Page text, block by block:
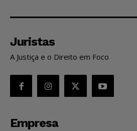
Juristas
A Justiça e o Direito em Foco
Empresa